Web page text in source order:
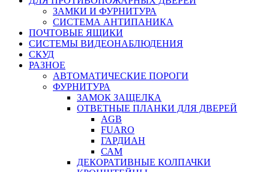
ЗАМКИ И ФУРНИТУРА
СИСТЕМА АНТИПАНИКА
ПОЧТОВЫЕ ЯЩИКИ
СИСТЕМЫ ВИДЕОНАБЛЮДЕНИЯ
СКУД
РАЗНОЕ
АВТОМАТИЧЕСКИЕ ПОРОГИ
ФУРНИТУРА
ЗАМОК ЗАЩЕЛКА
ОТВЕТНЫЕ ПЛАНКИ ДЛЯ ДВЕРЕЙ
AGB
FUARO
ГАРДИАН
САМ
ДЕКОРАТИВНЫЕ КОЛПАЧКИ